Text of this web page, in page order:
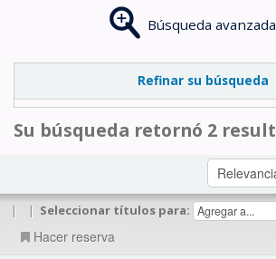
Búsqueda avanzada
Refinar su búsqueda
Su búsqueda retornó 2
| | Seleccionar títulos para:
Hacer reserva